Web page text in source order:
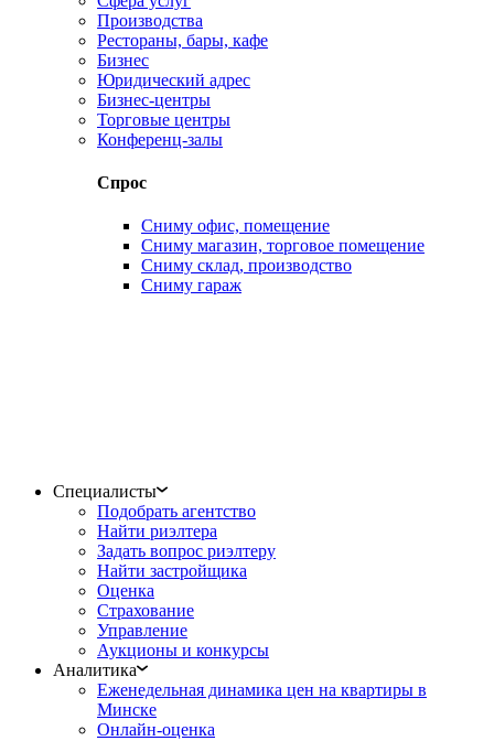
Производства
Рестораны, бары, кафе
Бизнес
Юридический адрес
Бизнес-центры
Торговые центры
Конференц-залы
Спрос
Сниму офис, помещение
Сниму магазин, торговое помещение
Сниму склад, производство
Сниму гараж
Специалисты
Подобрать агентство
Найти риэлтера
Задать вопрос риэлтеру
Найти застройщика
Оценка
Страхование
Управление
Аукционы и конкурсы
Аналитика
Еженедельная динамика цен на квартиры в
Минске
Онлайн-оценка